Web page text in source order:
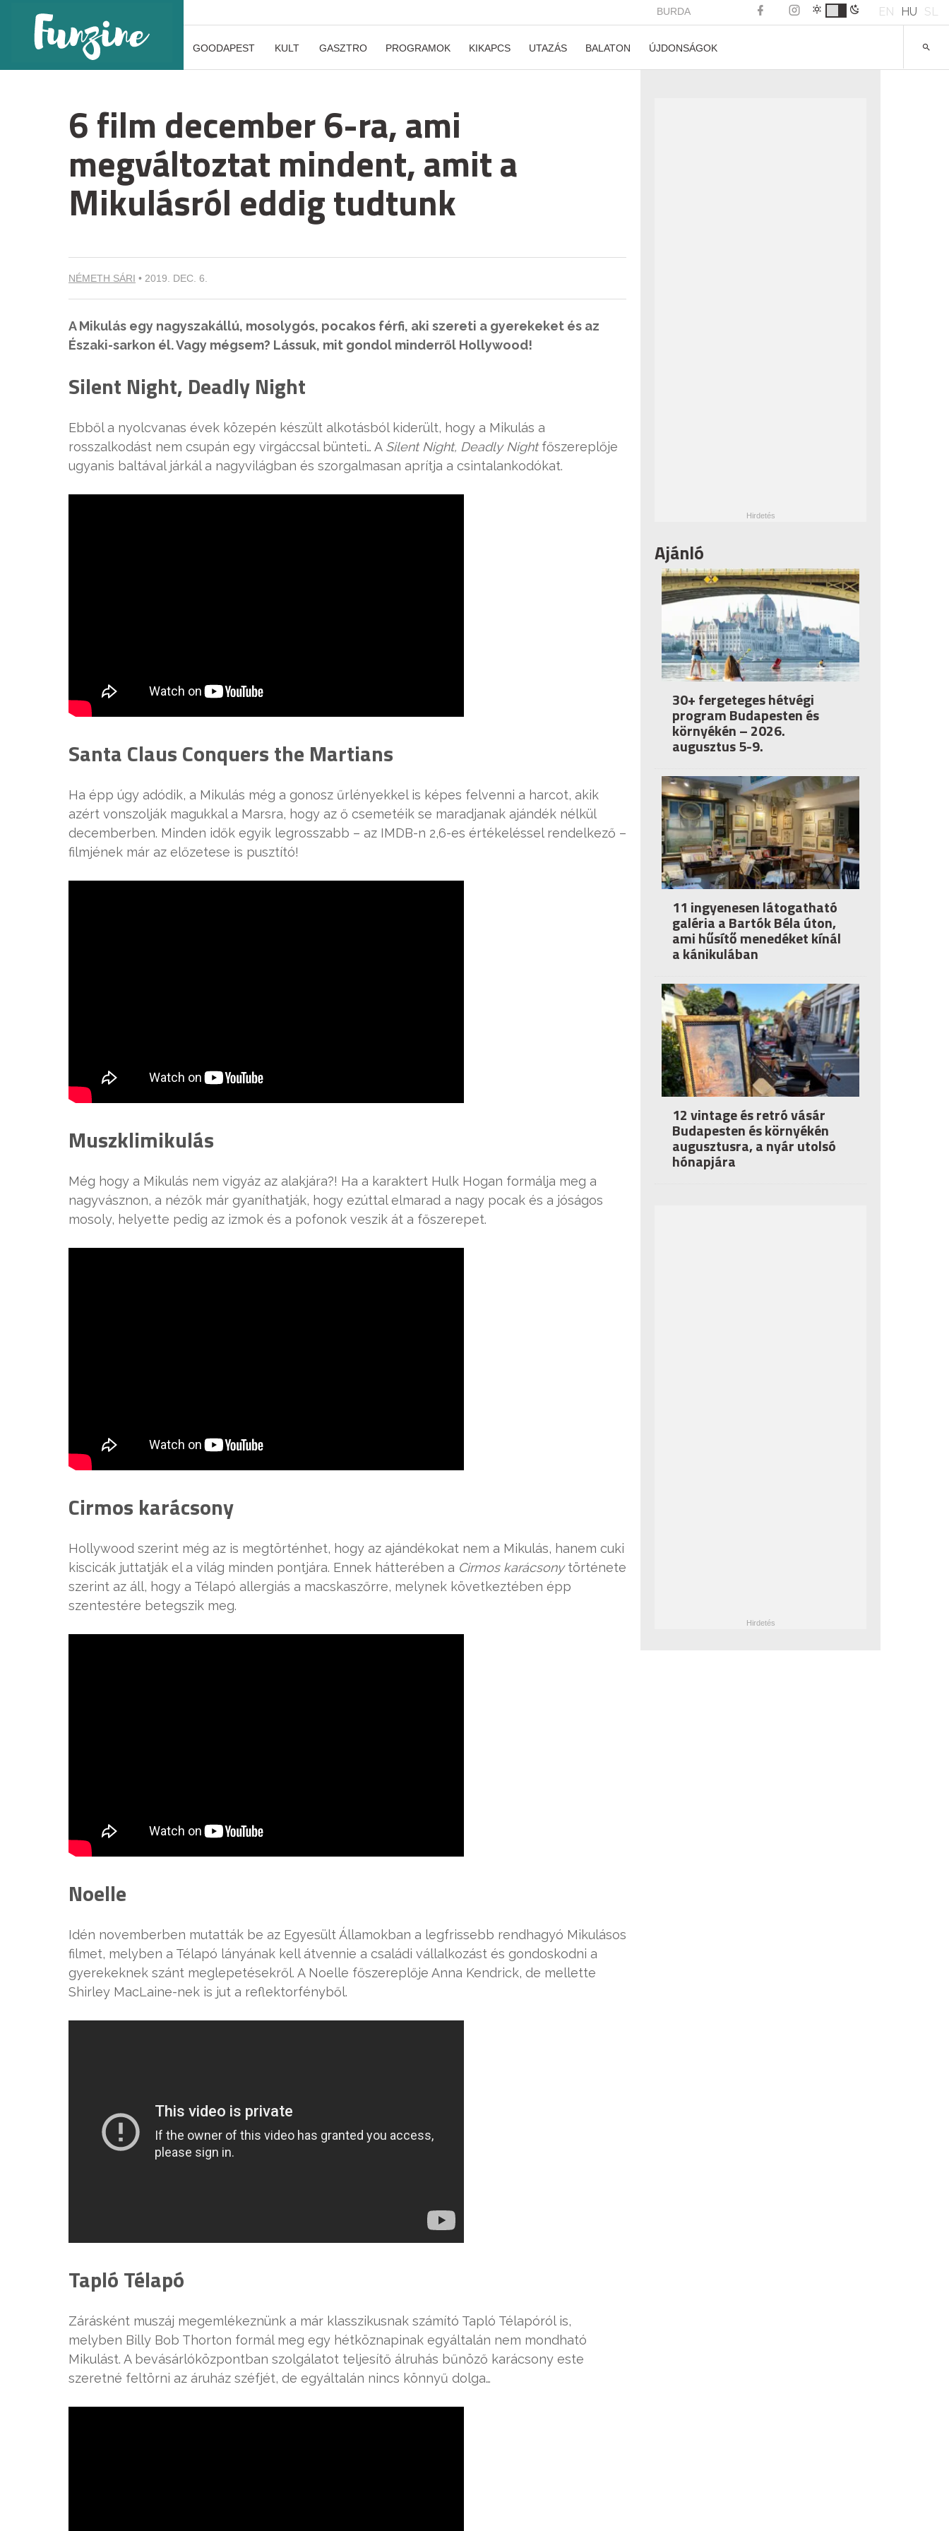
BURDA EN HU SL
GOODAPEST KULT GASZTRO PROGRAMOK KIKAPCS UTAZÁS BALATON ÚJDONSÁGOK
6 film december 6-ra, ami
megváltoztat mindent, amit a
Mikulásról eddig tudtunk
NÉMETH SÁRI • 2019. DEC. 6.
A Mikulás egy nagyszakállú, mosolygós, pocakos férfi, aki szereti a gyerekeket és az
Északi-sarkon él. Vagy mégsem? Lássuk, mit gondol minderről Hollywood!
Silent Night, Deadly Night
Ebből a nyolcvanas évek közepén készült alkotásból kiderült, hogy a Mikulás a
rosszalkodást nem csupán egy virgáccsal bünteti… A Silent Night, Deadly Nightfőszereplője
ugyanis baltával járkál a nagyvilágban és szorgalmasan aprítja a csintalankodókat.
Santa Claus Conquers the Martians
Ha épp úgy adódik, a Mikulás még a gonosz űrlényekkel is képes felvenni a harcot, akik
azért vonszolják magukkal a Marsra, hogy az ő csemetéik se maradjanak ajándék nélkül
decemberben. Minden idők egyik legrosszabb – az IMDB-n 2,6-es értékeléssel rendelkező –
filmjének már az előzetese is pusztító!
Muszklimikulás
Még hogy a Mikulás nem vigyáz az alakjára?! Ha a karaktert Hulk Hogan formálja meg a
nagyvásznon, a nézők már gyaníthatják, hogy ezúttal elmarad a nagy pocak és a jóságos
mosoly, helyette pedig az izmok és a pofonok veszik át a főszerepet.
Cirmos karácsony
Hollywood szerint még az is megtörténhet, hogy az ajándékokat nem a Mikulás, hanem cuki
kiscicák juttatják el a világ minden pontjára. Ennek hátterében a Cirmos karácsonytörténete
szerint az áll, hogy a Télapó allergiás a macskaszőrre, melynek következtében épp
szentestére betegszik meg.
Noelle
Idén novemberben mutatták be az Egyesült Államokban a legfrissebb rendhagyó Mikulásos
filmet, melyben a Télapó lányának kell átvennie a családi vállalkozást és gondoskodni a
gyerekeknek szánt meglepetésekről. A Noelle főszereplője Anna Kendrick, de mellette
Shirley MacLaine-nek is jut a reflektorfényből.
Tapló Télapó
Zárásként muszáj megemlékeznünk a már klasszikusnak számító Tapló Télapóról is,
melyben Billy Bob Thorton formál meg egy hétköznapinak egyáltalán nem mondható
Mikulást. A bevásárlóközpontban szolgálatot teljesítő álruhás bűnöző karácsony este
szeretné feltörni az áruház széfjét, de egyáltalán nincs könnyű dolga…
Ajánló
30+ fergeteges hétvégi
program Budapesten és
környékén – 2026.
augusztus 5-9.
11 ingyenesen látogatható
galéria a Bartók Béla úton,
ami hűsítő menedéket kínál
a kánikulában
12 vintage és retró vásár
Budapesten és környékén
augusztusra, a nyár utolsó
hónapjára